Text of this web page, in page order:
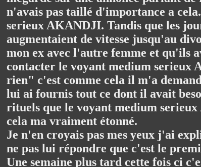
n'avais pas taillé d'importance a
serieux AKANDJI. Tandis que les
augmentaient de vitesse jusqu'au
mon ex avec l'autre femme et qu'ils
contacter le voyant medium
rien" c'est comme cela il m'a
lui ai fournis tout ce dont il avait
rituels que le voyant medium
cela ma vraiment étonné.
Je n'en croyais pas mes yeux j'ai
ne pas lui répondre que c'est le
Une semaine plus tard cette fois ci